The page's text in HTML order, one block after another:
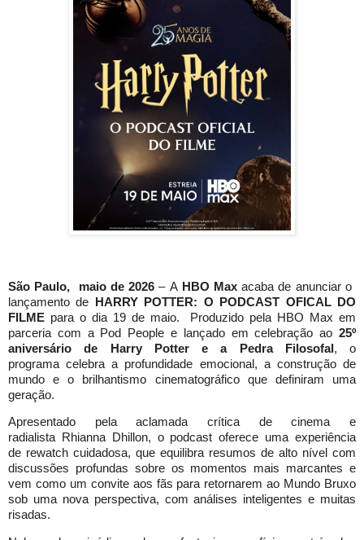
São Paulo, maio de 2026 – A HBO Maxacaba de anunciar o
lançamento de
HARRY POTTER: O PODCAST OFICAL DO
FILME para o dia 19 de maio. Produzido pela HBO Max em
parceria com a Pod People e lançado em celebração ao 25º
aniversário de Harry Potter e a Pedra Filosofal , o
programa celebra a profundidade emocional, a construção de
mundo e o brilhantismo cinematográfico que definiram uma
geração.
Apresentado pela aclamada crítica de cinema e
radialista Rhianna Dhillon, o podcast oferece uma experiência
de rewatch cuidadosa, que equilibra resumos de alto nível com
discussões profundas sobre os momentos mais marcantes e
vem como um convite aos fãs para retornarem ao Mundo Bruxo
sob uma nova perspectiva, com análises inteligentes e muitas
risadas.